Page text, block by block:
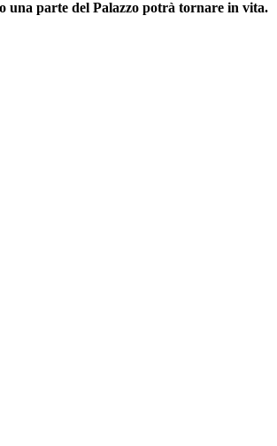
una parte del Palazzo potrà tornare in vita.